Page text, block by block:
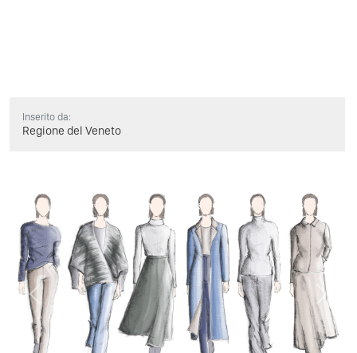
Inserito da:
Regione del Veneto
Previous Next